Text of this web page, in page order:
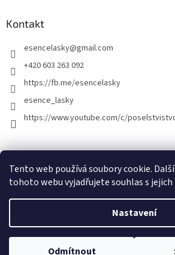
Tento web používá soubory cookie.
tohoto webu vyjadřujete souhlas s
Nastavení
Odmítnout
Kontakt
esencelasky@gmail.com
+420 603 263 092
https://fb.me/esencelasky
esence_lasky
https://www.youtube.com/c/
Vytvořil Shoptet
Copyright 2026Esence lásky .